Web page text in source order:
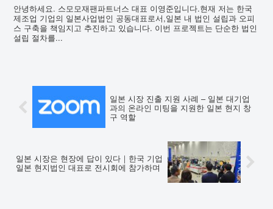
안녕하세요. 스모모재팬파트너스 대표 이영준입니다.현재 저는 한국
제조업 기업의 일본사업법인 공동대표로서,일본 내 법인 설립과 오피
스 구축을 책임지고 추진하고 있습니다. 이번 프로젝트는 단순한 법인
설립 절차를...
일본 시장 진출 지원 사례 – 일본 대기업
과의 온라인 미팅을 지원한 일본 현지 창
구 역할
일본 시장은 현장에 답이 있다｜한국 기업
일본 현지법인 대표로 전시회에 참가하며